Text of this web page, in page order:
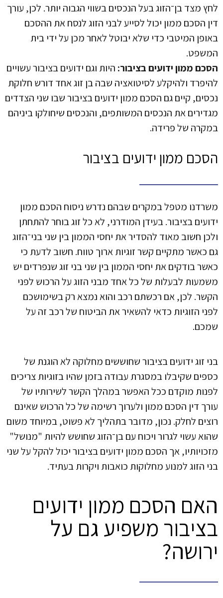
לחץ מצד בן־הזוג בעל הנכסים בשווי הגבוה יותר. לכן, עורך
דין הסכם ממון יכול לסייע לבני הזוג לנסח את ההסכם
באופן המיטבי כדי שלא יבוטל לאחר מכן על ידי בית
המשפט.
הסכם ממון ידועים בציבור: היות וגם ידועים בציבור עשויים
להיפרד ולהיקלע לסיטואציה שבה בן זוג אחד דורש חלוקת
נכסים, קיים גם הסכם ממון ידועים בציבור שבו שני הצדדים
מגדירים את הנכסים המשותפים, והנכסים שיחולקו ביניהם
במקרה של פרידה.
הסכם ממון ידועים בציבור
משרדנו מטפל במקרים שבהם נדרש ניסוח הסכם ממון
ידועים בציבור. בעידן המודרני, לא כל זוג בוחר להתחתן
ולכן חשוב מאוד להסדיר את יחסי הממון בין שני בני־הזוג
גם כאשר מתקיים קשר זוגיות ארוך טווח. חשוב לדעת כי
כאשר בודקים את יחסי הממון בין שני בני זוג שנפרדים יש
משמעות לבעלות של כל אחד מבני הזוג על הרכוש לפני
הקשר. לכן, אם רכשתם רכב והוא נמצא רק בשימושכם
לפני הזוגיות כדאי להשאיר את הביטוח של רכב זה על
שמכם.
בני זוג ידועים בציבור שחוששים מחלוקה לא הוגנת של
כספים שקיבלו במסגרת עבודה בזמן שהיו בזוגיות צריכים
לפנות מוקדם ככל האפשר במהלך הקשר לשירותיו של
עורך דין הסכם ממון ולערוך רשימה של כל הרכוש שאינם
רוצים לחלק. נכון, מדובר בתהליך לא פשוט, במיוחד משום
שהוא עשוי לגרור ויכוח עם בן־הזוג שחושש להיות "מנושל"
מזכויותיו, אך הסכם ממון ידועים בציבור יכול להקל על שני
בני הזוג למנוע מחלוקות כואבות ויקרות בעתיד.
האם הסכם ממון ידועים
בציבור משפיע גם על
ירושה?